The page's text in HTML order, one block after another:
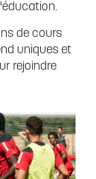
de cours
uniques et
rejoindre